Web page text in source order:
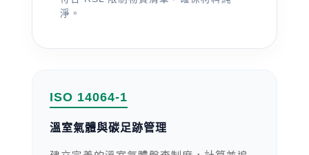
淨。
ISO 14064-1
溫室氣體與碳足跡管理